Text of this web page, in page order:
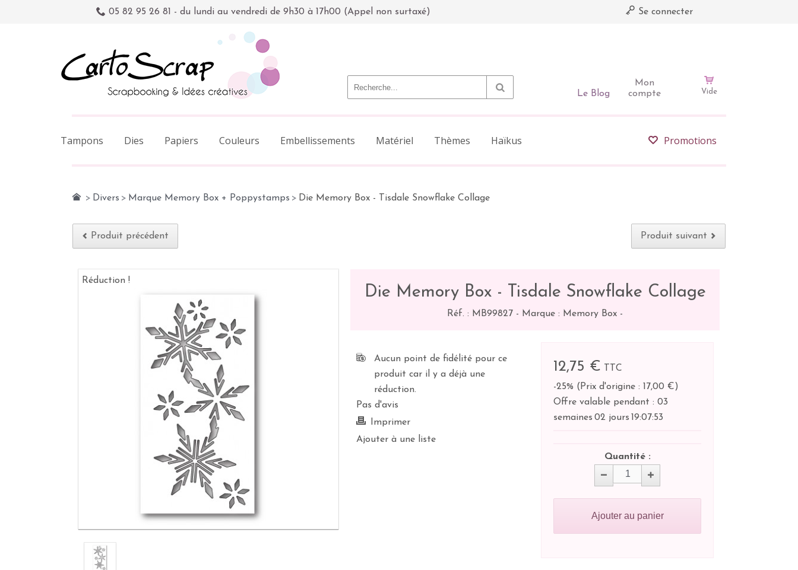
05 82 95 26 81 - du lundi au vendredi de 9h30 à 17h00 (Appel non surtaxé) Se connecter
Mon
compte
Le Blog Vide
Tampons Dies Papiers Couleurs Embellissements Matériel Thèmes Promotions
Haïkus
> Divers > Marque Memory Box + Poppystamps > Die Memory Box - Tisdale Snowflake Collage
Produit précédent Produit suivant
Réduction !
Die Memory Box - Tisdale Snowflake Collage
Réf. : MB99827 - Marque : Memory Box -
Aucun point de fidélité pour ce
produit car il y a déjà une
réduction.
Pas d'avis
Imprimer
Ajouter à une liste
12,75 €
TTC
-25% ( Prix d'origine : 17,00 €)
Offre valable pendant : 03
semaines 02 jours 19:07:53
Quantité :
Ajouter au panier